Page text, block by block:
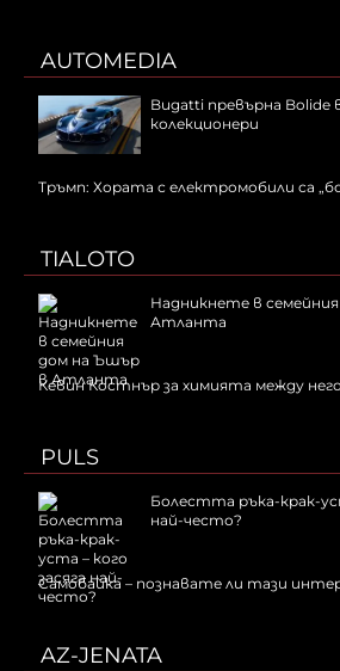
AUTOMEDIA
Bugatti превърна Bolide
колекционери
Тръмп: Хората с електромобили са
TIALOTO
Надникнете в
Атланта
Кевин Костнър за химията между
PULS
Болестта ръка-крак-
най-често?
Самобайка – познавате ли тази
AZ-JENATA